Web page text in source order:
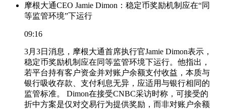
摩根大通CEO Jamie Dimon：稳定币奖励机制应在“同
等监管环境”下运行
09:16
3月3日消息，摩根大通首席执行官Jamie Dimon表示，
稳定币奖励机制应在同等监管环境下运行。他指出，
若平台持有客户资金并对账户余额支付收益，本质与
银行吸收存款、支付利息无异，应适用与银行相同的
监管标准。 Dimon在接受CNBC采访时称，可接受的
折中方案是仅对交易行为提供奖励，而非对账户余额